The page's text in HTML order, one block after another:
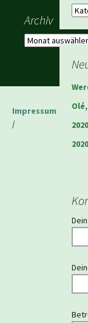
Archiv
Archiv
Impressum
/